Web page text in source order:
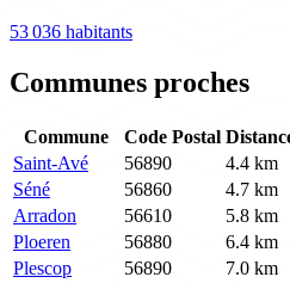
53 036 habitants
Communes proches
Commune Code Postal
Saint-Avé
56890
4.4 km
Séné
56860
4.7 km
Arradon
56610
5.8 km
Ploeren
56880
6.4 km
Plescop
56890
7.0 km